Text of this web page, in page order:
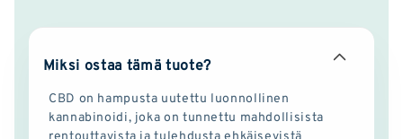
Miksi ostaa tämä tuote?
CBD on hampusta uutettu luonnollinen
kannabinoidi, joka on tunnettu mahdollisista